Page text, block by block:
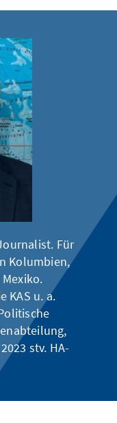
Für
Kolumbien,
KAS u. a.
stv. HA-